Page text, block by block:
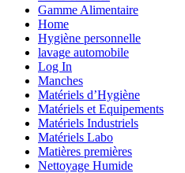
Gamme Alimentaire
Home
Hygiène personnelle
lavage automobile
Log In
Manches
Matériels d’Hygiène
Matériels et Equipements
Matériels Industriels
Matériels Labo
Matières premières
Nettoyage Humide